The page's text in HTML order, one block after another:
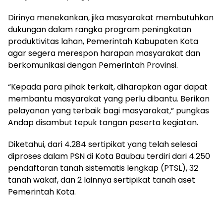
Dirinya menekankan, jika masyarakat membutuhkan
dukungan dalam rangka program peningkatan
produktivitas lahan, Pemerintah Kabupaten Kota
agar segera merespon harapan masyarakat dan
berkomunikasi dengan Pemerintah Provinsi.
“Kepada para pihak terkait, diharapkan agar dapat
membantu masyarakat yang perlu dibantu. Berikan
pelayanan yang terbaik bagi masyarakat,” pungkas
Andap disambut tepuk tangan peserta kegiatan.
Diketahui, dari 4.284 sertipikat yang telah selesai
diproses dalam PSN di Kota Baubau terdiri dari 4.250
pendaftaran tanah sistematis lengkap (PTSL), 32
tanah wakaf, dan 2 lainnya sertipikat tanah aset
Pemerintah Kota.